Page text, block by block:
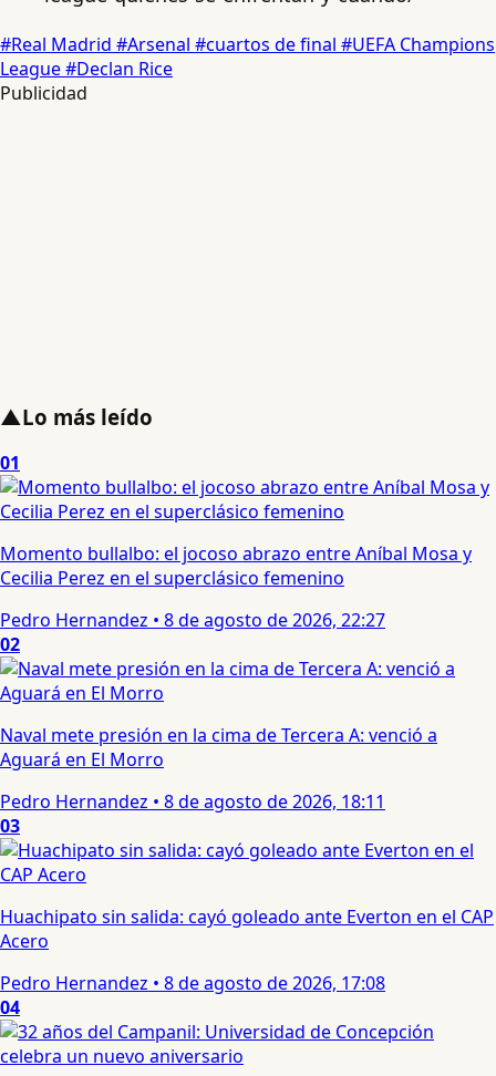
#Real Madrid #Arsenal #cuartos de final #UEFA Champions
League#Declan Rice
Publicidad
▲Lo más leído
01
Momento bullalbo: el jocoso abrazo entre Aníbal Mosa y
Cecilia Perez en el superclásico femenino
Pedro Hernandez • 8 de agosto de 2026, 22:27
02
Naval mete presión en la cima de Tercera A: venció a
Aguará en El Morro
Pedro Hernandez • 8 de agosto de 2026, 18:11
03
Huachipato sin salida: cayó goleado ante Everton en el CAP
Acero
Pedro Hernandez • 8 de agosto de 2026, 17:08
04